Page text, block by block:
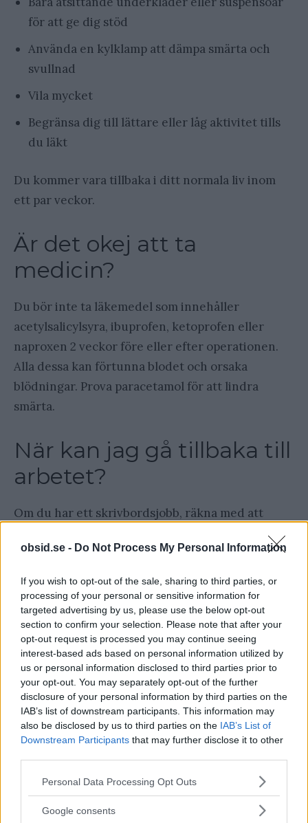
obsid.se - Do Not Process My Personal Information
If you wish to opt-out of the sale, sharing to third parties, or
processing of your personal or sensitive information for
targeted advertising by us, please use the below opt-out
section to confirm your selection. Please note that after your
opt-out request is processed you may continue seeing
interest-based ads based on personal information utilized by
us or personal information disclosed to third parties prior to
your opt-out. You may separately opt-out of the further
disclosure of your personal information by third parties on the
IAB’s list of downstream participants. This information may
also be disclosed by us to third parties on the IAB’s List of
Downstream Participants that may further disclose it to other
Please note that this website/app uses one or more Google
not limited to your visit or usage behaviour. You may click to
Personal Data Processing Opt Outs
Google consents
för att ge dig stöd
Använda en kylklamp att dämpa smärta och
svullnad
Vila mycket
Begränsa dig till lättare eller låg aktivitet tills
du läkt
Du kommer vara tillbaka i ditt normala liv inom
ett par veckor.
Är det okej att ta
medicin?
Du bör inte ta läkemedel som innehåller
acetylsalicylsyra, ibuprofen, ketoprofen eller
naproxen 2 veckor före eller efter operationen.
Alla dessa kan förtunna blodet och orsaka
blödningar. Prova paracetamol för att lindra
smärta.
När kan jag gå tillbaka till
arbetet?
Om du har ett skrivbordsjobb, räkna med att
återgå till arbetet efter ett par dagar. Om du gör
fysiskt arbete, går eller kör en hel del tala då med
Har du ett fysiskt arbete så är det viktigt att du frågar din
läkare när du kan återgå till arbete igen